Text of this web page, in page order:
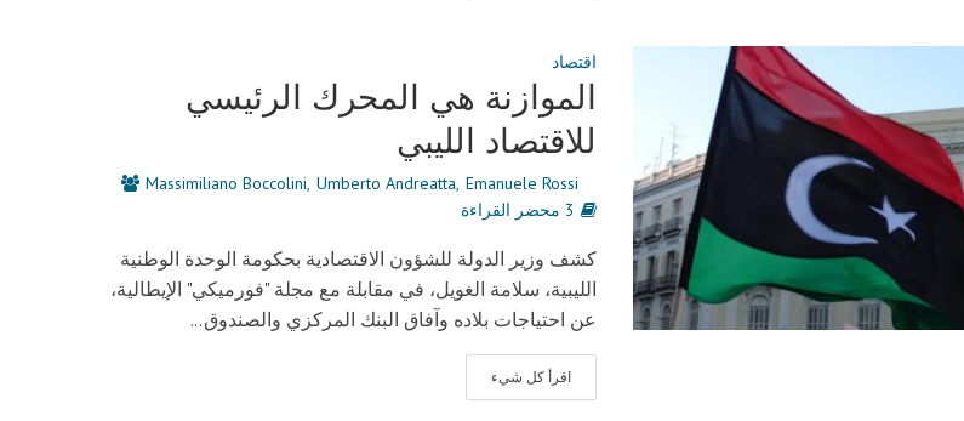
اقتصاد
الموازنة هي المحرك الرئيسي
للاقتصاد الليبي
Massimiliano Boccolini Umberto Andreatta Emanuele Rossi
3 محضر القراءة
كشف وزير الدولة للشؤون الاقتصادية بحكومة الوحدة الوطنية
الليبية، سلامة الغويل، في مقابلة مع مجلة "فورميكي" الإيطالية،
عن احتياجات بلاده وآفاق البنك المركزي والصندوق...
اقرأ كل شيء